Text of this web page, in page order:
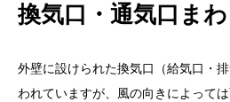
換気口・通気口まわ
外壁に設けられた換気口（給気口・
われていますが、風の向きによって